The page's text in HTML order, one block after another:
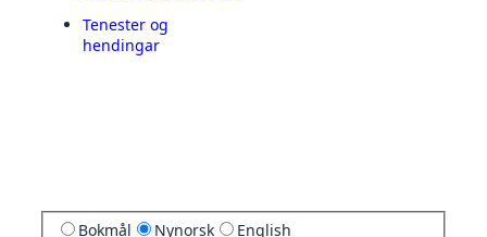
Tenester og
hendingar
Bokmål Nynorsk English